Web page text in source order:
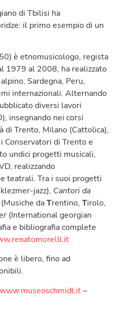
di Tbilisi ha
il primo esempio di un
è etnomusicologo, regista
1979 al 2008, ha realizzato
Sardegna, Peru,
internazionali. Alternando
diversi lavori
insegnando nei corsi
di Trento, Milano (Cattolica),
Conservatori di Trento e
undici progetti musicali,
realizzando
teatrali. Tra i suoi progetti
jazz), Cantori da
daTrentino, Tirolo,
(International georgian
e bibliografia complete
è libero, fino ad
www.museoschmidl.it–